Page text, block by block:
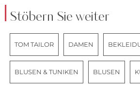
Stöbern Sie weiter
TOM TAILOR DAMEN
BLUSEN & TUNIKEN BLUSEN